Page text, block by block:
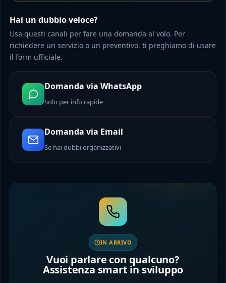
Hai un dubbio veloce?
Usa questi canali per fare una domanda al volo. Per
richiedere un servizio o un preventivo, ti preghiamo di usare
il form ufficiale.
Domanda via WhatsApp
Solo per info rapide
Domanda via Email
Se hai dubbi organizzativi
IN ARRIVO
Vuoi parlare con qualcuno?
Assistenza smart in sviluppo